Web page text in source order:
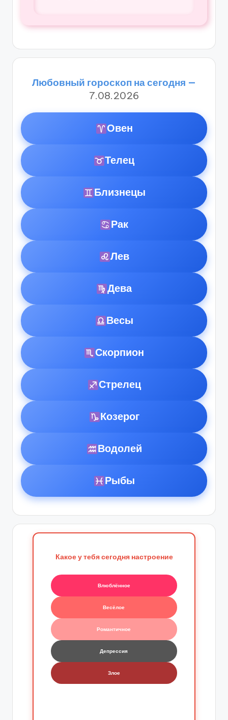
Любовный гороскоп на сегодня —
7.08.2026
Овен
Телец
Близнецы
Рак
Лев
Дева
Весы
Скорпион
Стрелец
Козерог
Водолей
Рыбы
Какое у тебя сегодня настроение
Влюблённое
Весёлое
Романтичное
Депрессия
Злое